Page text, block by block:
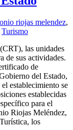
riojas melendez,
Turismo
las unidades
de sus actividades.
de
del Estado,
establecimiento se
establecidas
para el
Riojas Meléndez,
los